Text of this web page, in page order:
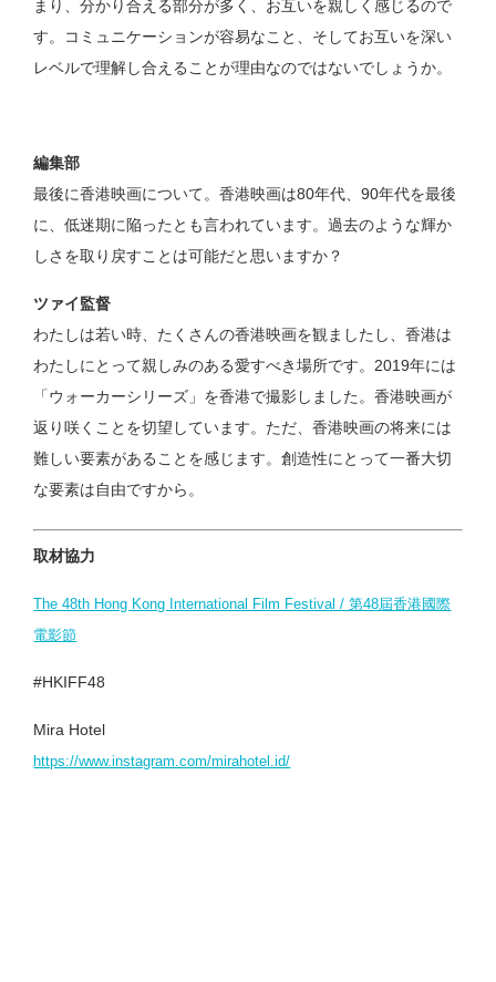
まり、分かり合える部分が多く、お互いを親しく感じるので
す。コミュニケーションが容易なこと、そしてお互いを深い
レベルで理解し合えることが理由なのではないでしょうか。
編集部
最後に香港映画について。香港映画は80年代、90年代を最後
に、低迷期に陥ったとも言われています。過去のような輝か
しさを取り戻すことは可能だと思いますか？
ツァイ監督
わたしは若い時、たくさんの香港映画を観ましたし、香港は
わたしにとって親しみのある愛すべき場所です。2019年には
「ウォーカーシリーズ」を香港で撮影しました。香港映画が
返り咲くことを切望しています。ただ、香港映画の将来には
難しい要素があることを感じます。創造性にとって一番大切
な要素は自由ですから。
取材協力
The 48th Hong Kong International Film Festival / 第48屆香港國際
電影節
#HKIFF48
Mira Hotel
https://www.instagram.com/mirahotel.id/